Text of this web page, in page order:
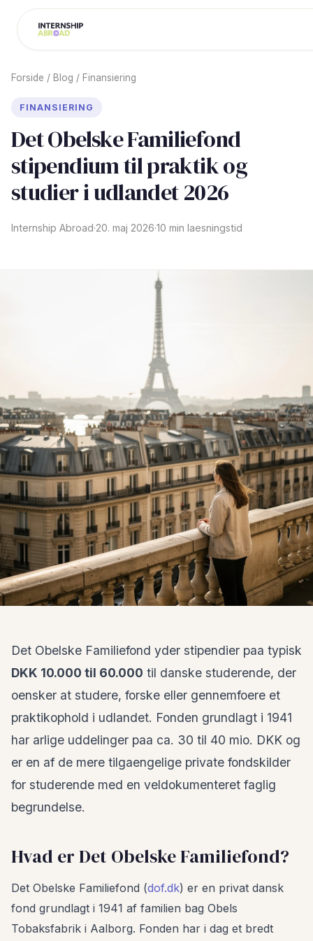
Forside / Blog / Finansiering
FINANSIERING
Det Obelske Familiefond
stipendium til praktik og
studier i udlandet 2026
Internship Abroad·20. maj 2026·10 min laesningstid
Det Obelske Familiefond yder stipendier paa typisk
DKK 10.000 til 60.000 til danske studerende, der
oensker at studere, forske eller gennemfoere et
praktikophold i udlandet. Fonden grundlagt i 1941
har arlige uddelinger paa ca. 30 til 40 mio. DKK og
er en af de mere tilgaengelige private fondskilder
for studerende med en veldokumenteret faglig
begrundelse.
Hvad er Det Obelske Familiefond?
Det Obelske Familiefond (dof.dk) er en privat dansk
fond grundlagt i 1941 af familien bag Obels
Tobaksfabrik i Aalborg. Fonden har i dag et bredt